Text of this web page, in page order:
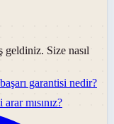
geldiniz. Size nasıl
garantisi nedir?
mısınız?